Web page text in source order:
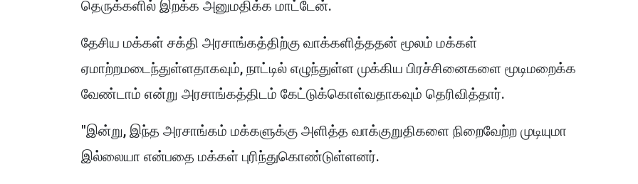
தெருக்களில் இறக்க அனுமதிக்க மாட்டேன்.
தேசிய மக்கள் சக்தி அரசாங்கத்திற்கு வாக்களித்ததன் மூலம் மக்கள்
ஏமாற்றமடைந்துள்ளதாகவும், நாட்டில் எழுந்துள்ள முக்கிய பிரச்சினைகளை மூடிமறைக்க
வேண்டாம் என்று அரசாங்கத்திடம் கேட்டுக்கொள்வதாகவும் தெரிவித்தார்.
"இன்று, இந்த அரசாங்கம் மக்களுக்கு அளித்த வாக்குறுதிகளை நிறைவேற்ற முடியுமா
இல்லையா என்பதை மக்கள் புரிந்துகொண்டுள்ளனர்.